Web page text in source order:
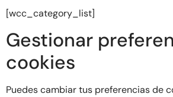
[wcc_category_list]
Gestionar
cookies
Puedes cambiar tus preferencias de